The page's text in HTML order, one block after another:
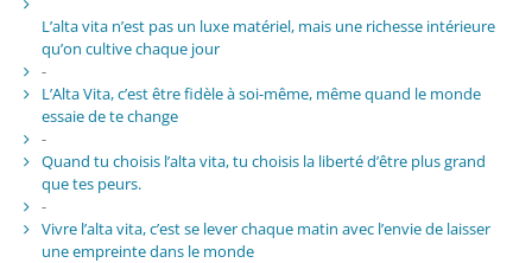
L’alta vita n’est pas un luxe matériel, mais une richesse intérieure
qu’on cultive chaque jour
-
L’Alta Vita, c’est être fidèle à soi-même, même quand le monde
essaie de te change
-
Quand tu choisis l’alta vita, tu choisis la liberté d’être plus grand
que tes peurs.
-
Vivre l’alta vita, c’est se lever chaque matin avec l’envie de laisser
une empreinte dans le monde